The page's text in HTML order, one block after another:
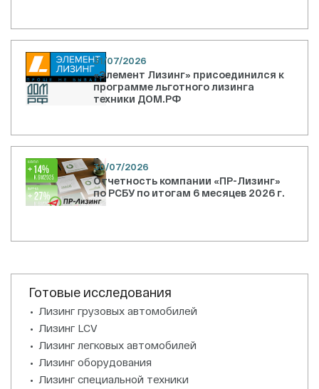
31/07/2026
«Элемент Лизинг» присоединился к
программе льготного лизинга
техники ДОМ.РФ
30/07/2026
Отчетность компании «ПР-Лизинг»
по РСБУ по итогам 6 месяцев 2026 г.
Готовые исследования
Лизинг грузовых автомобилей
Лизинг LCV
Лизинг легковых автомобилей
Лизинг оборудования
Лизинг специальной техники